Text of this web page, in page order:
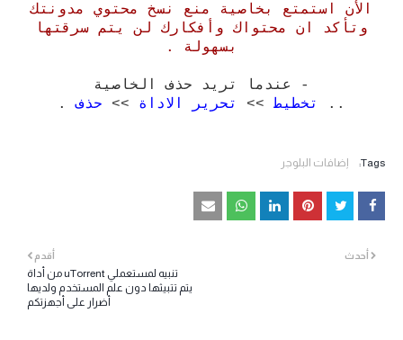
الأن استمتع بخاصية منع نسخ محتوي مدونتك
وتأكد ان محتواك وأفكارك لن يتم سرقتها
بسهولة .
- عندما تريد حذف الخاصية
..
تخطيط >> تحرير الاداة >> حذف.
Tags: إضافات البلوجر
أحدث أقدم
تنبيه لمستعملي uTorrent من أداة
يتم تتبيثها دون علم المستخدم ولديها
أضرار على أجهزتكم